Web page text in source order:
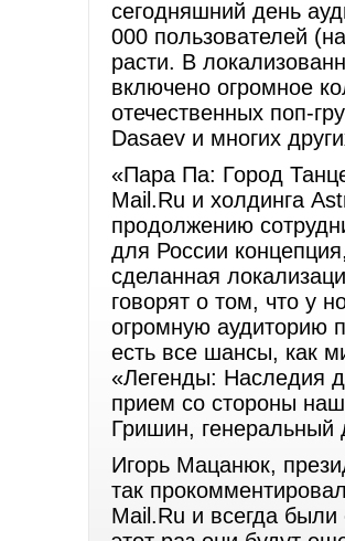
сегодняшний день
000 пользователей
расти. В
включено огромное
отечественных поп-
Dasaev и многих
«Пара Па: Город
Mail.Ru и холдинга
продолжению
для России
сделанная
говорят о том, что у
огромную аудиторию
есть все шансы, как
«Легенды: Наследия
прием со стороны
Гришин, генеральный
Игорь Мацанюк,
так
Mail.Ru и всегда